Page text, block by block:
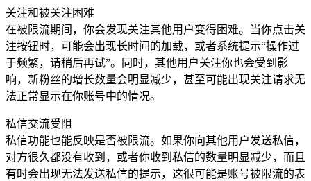
关注和被关注困难
在被限流期间，你会发现关注其他用户变得困难。当你点击关
注按钮时，可能会出现长时间的加载，或者系统提示“操作过
于频繁，请稍后再试”。同时，其他用户关注你也会受到影
响，新粉丝的增长数量会明显减少，甚至可能出现关注请求无
法正常显示在你账号中的情况。
私信交流受阻
私信功能也能反映是否被限流。如果你向其他用户发送私信，
对方很久都没有收到，或者你收到私信的数量明显减少，而且
有时会出现无法发送私信的提示，这很可能是账号被限流的表